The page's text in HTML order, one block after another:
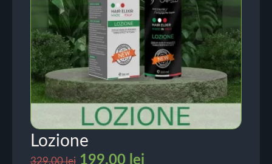
Lozione
329.00lei 199.00 lei